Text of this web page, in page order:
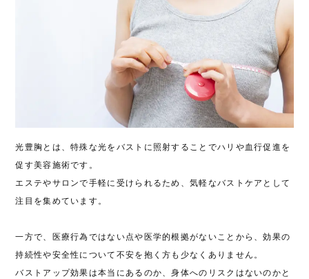
光豊胸とは、特殊な光をバストに照射することでハリや血行促進を
促す美容施術です。
エステやサロンで手軽に受けられるため、気軽なバストケアとして
注目を集めています。
一方で、医療行為ではない点や医学的根拠がないことから、効果の
持続性や安全性について不安を抱く方も少なくありません。
バストアップ効果は本当にあるのか、身体へのリスクはないのかと